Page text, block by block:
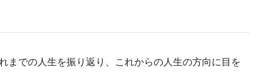
までの人生を振り返り、これからの人生の方向に目を